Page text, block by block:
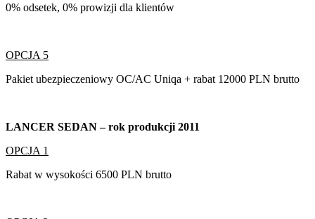
0% odsetek, 0% prowizji dla klientów
OPCJA 5
Pakiet ubezpieczeniowy OC/AC Uniqa + rabat 12000 PLN brutto
LANCER SEDAN – rok produkcji 2011
OPCJA 1
Rabat w wysokości 6500 PLN brutto